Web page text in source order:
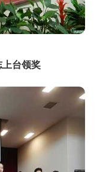
上台领奖